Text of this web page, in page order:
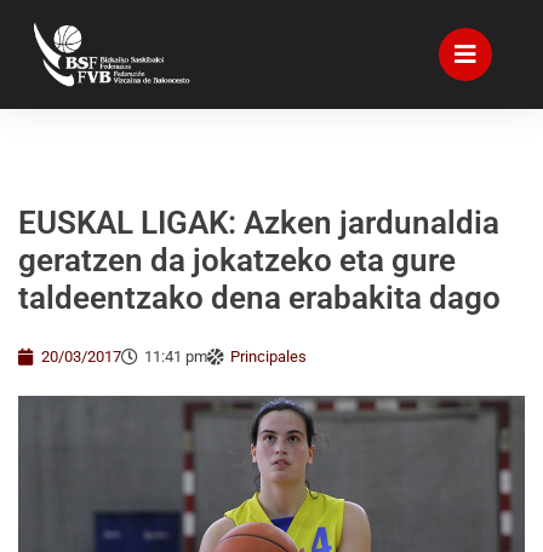
EUSKAL LIGAK: Azken jardunaldia
geratzen da jokatzeko eta gure
taldeentzako dena erabakita dago
20/03/2017 11:41 pm Principales